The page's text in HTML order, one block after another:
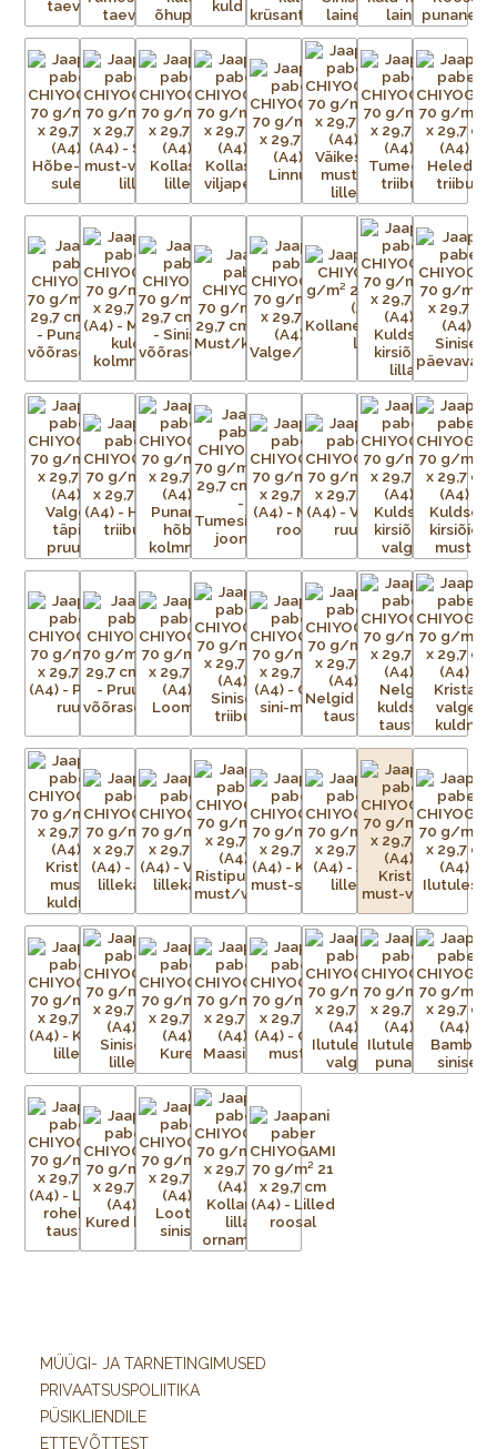
lõpututes värvikombinatsioonides.
Paberid on väga sitked ja tugevad, ning sobivad ideaalselt
raamatute, purkide ja karpide katmiseks, kaartide ning
kollaažide tegemiseks, fotode ja kunstiteoste taustaks või
raamaturiiulitele ja seintele aktsendiks. Võimalused on
piiramatud!
Chiyogami imitatsiooniga pabereid toodetakse praegu
ofsettrükiga teistes Aasia riikides. Ärge laske end petta
madalama kvaliteediga imitatsioonidest, mis tõenäoliselt
pleegivad kiiremini ja aluspaber millele trükitakse ei ole nii
tugev ja sitke kui originaalpaberitel. Ehtsate Jaapani siiditrükiste
erksuse ja tugevusega need ei võistle.
Iga Chiyogami lehe valmistamine on uskumatult töömahukas
protsess. Esialgsest kujutisest tuleb valmistada terve hulk
mustriga trükivõrke, mis on terve paberilehe suurused, üks
võrk iga mustris nähtava värvi kohta.
Aluspaber liimitakse esmalt ajutiselt tasasele pinnale.
Tänapäeval on kasutusel plast- ja metallvõrgud. Metallraami
peale pingutatud võrgule kantakse valgustundliku emulsiooni
abil trükitav kujutis. Trükivalmis raamid seadistatakse
trükikarussellile – iga värv kantakse trükilauale kinnitatud
tootele eraldi. Soovitud kujutis on võrgus avatud, ülejäänud
võrgu augud aga kaetud. Värvi laialiajamiseks ja üleliigse värvi
eemaldamiseks kasutatakse raaklit. Värv kuivab ja kinnistub
esemele kuivatustunnelis või lihtsalt õhu käes. Trükivärvid
segatakse iga prindi jaoks eritellimusel, nii et mõnikord ei ole
värvid täpselt sellised nagu eelmisel partiil. Pärast värvi
pealekandmist paber kuivatatakse. Protsessi korratakse iga
värvi puhul – kolm kuni 15 korda – kuni mustrid on täielikult
trükitud.
MÜÜGI- JA TARNETINGIMUSED
PRIVAATSUSPOLIITIKA
PÜSIKLIENDILE
ETTEVÕTTEST